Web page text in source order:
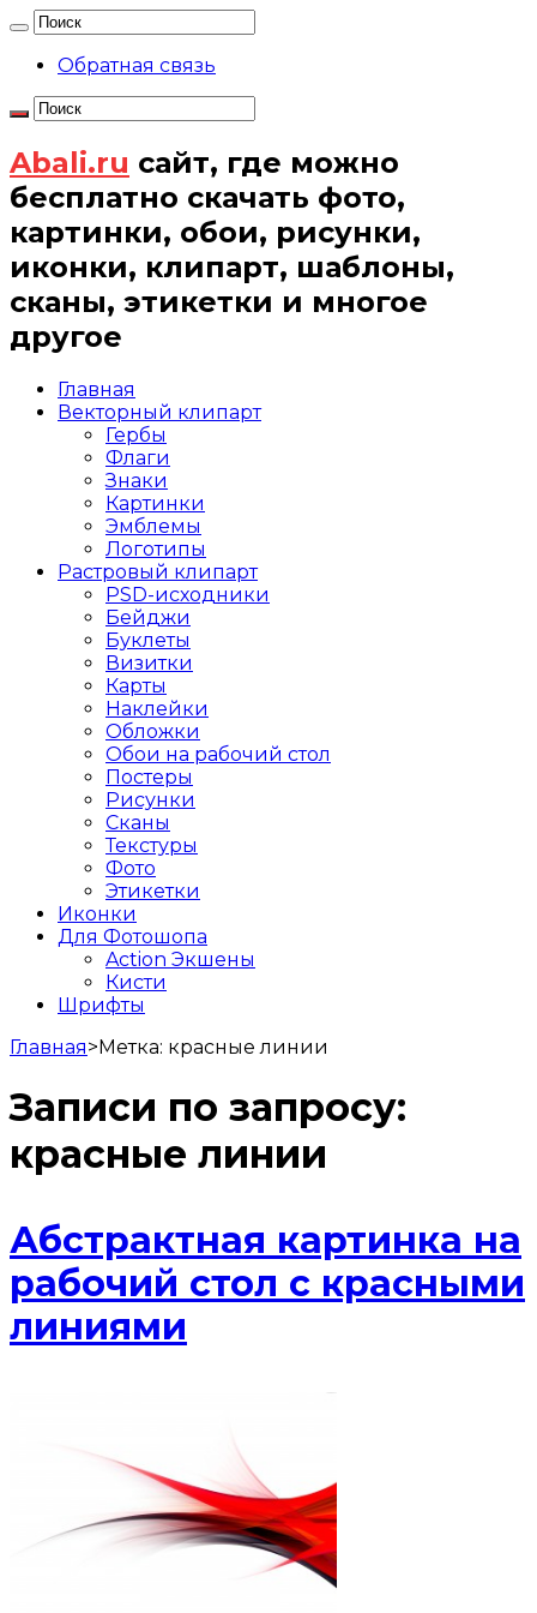
Обратная связь
Abali.ru сайт, где можно
бесплатно скачать фото,
картинки, обои, рисунки,
иконки, клипарт, шаблоны,
сканы, этикетки и многое
другое
Главная
Векторный клипарт
Гербы
Флаги
Знаки
Картинки
Эмблемы
Логотипы
Растровый клипарт
PSD-исходники
Бейджи
Буклеты
Визитки
Карты
Наклейки
Обложки
Обои на рабочий стол
Постеры
Рисунки
Сканы
Текстуры
Фото
Этикетки
Иконки
Для Фотошопа
Action Экшены
Кисти
Шрифты
Главная>Метка: красные линии
Записи по запросу:
красные линии
Абстрактная картинка на
рабочий стол с красными
линиями